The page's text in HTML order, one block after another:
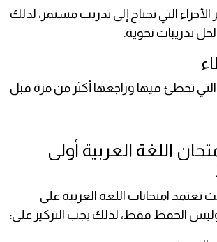
الأجزاء التي تحتاج إلى تدريب مستمر، لذلك
تدريبات نحوية.
تخطئ فيها وراجعها أكثر من مرة قبل
اللغة العربية أولى
تعتمد امتحانات اللغة العربية على
الحفظ فقط، لذلك يجب التركيز على: